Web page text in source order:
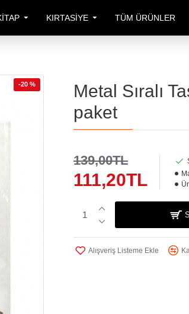
KIRTASIYE TÜM ÜRÜNLER
-20 %
Metal Sıralı
paket
111,20TL
139,00TL
Alışveriş Listeme Ekle